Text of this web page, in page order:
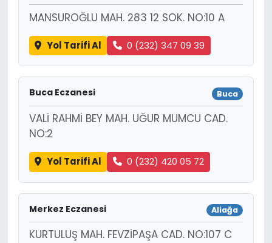
MANSUROĞLU MAH. 283 12 SOK. NO:10 A
Yol Tarifi Al 0 (232) 347 09 39
Buca Eczanesi Buca
VALİ RAHMİ BEY MAH. UĞUR MUMCU CAD.
NO:2
Yol Tarifi Al 0 (232) 420 05 72
Merkez Eczanesi Aliağa
KURTULUŞ MAH. FEVZİPAŞA CAD. NO:107 C